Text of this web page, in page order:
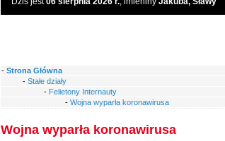
- Strona Główna
- Stałe działy
- Felietony Internauty
- Wojna wyparła koronawirusa
Wojna wyparła koronawirusa